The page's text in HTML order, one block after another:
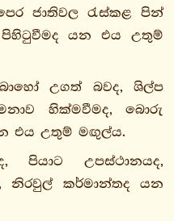
ජාතිවල රැස්කළ පින්
යන එය උතුම්
උගත් බවද, ශිල්ප
හික්මවීමද, බොරු
එය උතුම් මඟුල්ය.
පියාට උපස්ථානයද,
නිරවුල් කර්මාන්තද යන